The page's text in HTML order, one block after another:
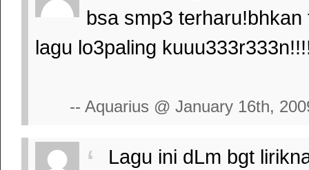
bsa smp3
lagu lo3paling
-- Aquarius @ January 16th,
Lagu ini dLm bgt